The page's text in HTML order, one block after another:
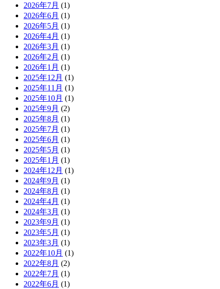
2026年7月 (1)
2026年6月 (1)
2026年5月 (1)
2026年4月 (1)
2026年3月 (1)
2026年2月 (1)
2026年1月 (1)
2025年12月 (1)
2025年11月 (1)
2025年10月 (1)
2025年9月 (2)
2025年8月 (1)
2025年7月 (1)
2025年6月 (1)
2025年5月 (1)
2025年1月 (1)
2024年12月 (1)
2024年9月 (1)
2024年8月 (1)
2024年4月 (1)
2024年3月 (1)
2023年9月 (1)
2023年5月 (1)
2023年3月 (1)
2022年10月 (1)
2022年8月 (2)
2022年7月 (1)
2022年6月 (1)